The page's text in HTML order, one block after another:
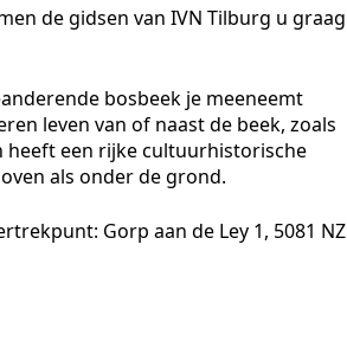
de gidsen van IVN Tilburg u graag
bosbeek je meeneemt
leven van of naast de beek, zoals
heeft een rijke cultuurhistorische
als onder de grond.
Gorp aan de Ley 1, 5081 NZ